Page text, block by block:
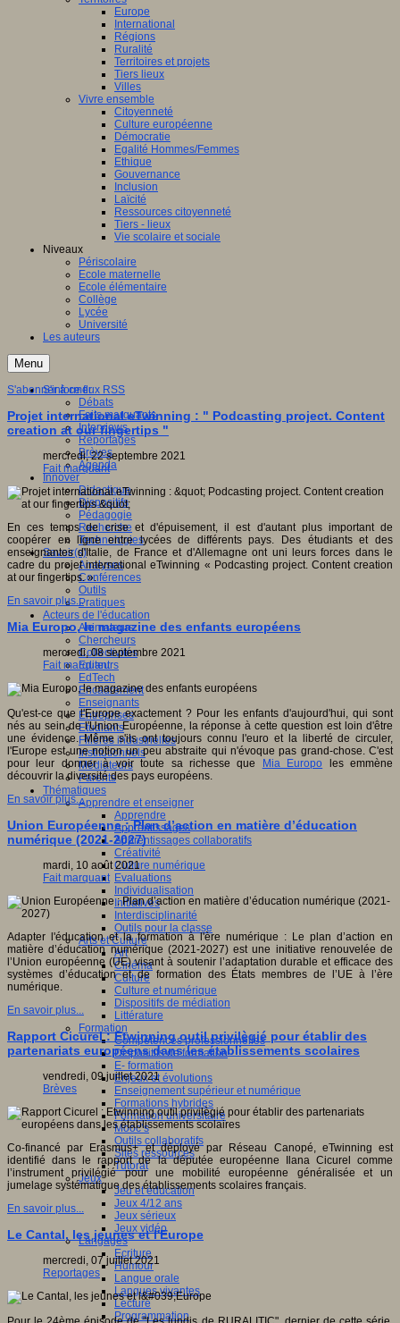
Europe
International
Régions
Ruralité
Territoires et projets
Tiers lieux
Villes
Vivre ensemble
Citoyenneté
Culture européenne
Démocratie
Egalité Hommes/Femmes
Ethique
Gouvernance
Inclusion
Laïcité
Ressources citoyenneté
Tiers - lieux
Vie scolaire et sociale
Niveaux
Périscolaire
Ecole maternelle
Ecole élémentaire
Collège
Lycée
Université
Les auteurs
Menu
S'informer
Débats
Faits marquants
Interviews
Reportages
Brèves
Agenda
Innover
Didactique
Dispositifs
Pédagogie
Recherche
Technologies
Savoir(s)
Analyses
Conférences
Outils
Pratiques
Acteurs de l'éducation
Animateurs
Chercheurs
Collectivités
Editeurs
EdTech
Encadrement
Enseignants
Entreprises
Etudiants
Filières industrielles
Institutionnels
Médiateurs
Parents
Thématiques
Apprendre et enseigner
Apprendre
Apprentissages
Apprentissages collaboratifs
Créativité
Culture numérique
Evaluations
Individualisation
Initiatives
Interdisciplinarité
Outils pour la classe
Arts et Culture
Art
Cinéma
Culture
Culture et numérique
Dispositifs de médiation
Littérature
Formation
Compétences professionnelles
Dispositifs de formation
E- formation
Enjeux et évolutions
Enseignement supérieur et numérique
Formations hybrides
Formation universitaire
Mooc’s
Outils collaboratifs
Sites ressources
Tutorat
Jeux
Jeu et éducation
Jeux 4/12 ans
Jeux sérieux
Jeux vidéo
Langages
Ecriture
Humour
Langue orale
Langues vivantes
Lecture
Programmation
S'abonner à ce flux RSS
Projet international eTwinning : " Podcasting project. Content
creation at our fingertips "
mercredi, 22 septembre 2021
Fait marquant
En ces temps de crise et d'épuisement, il est d'autant plus important de
coopérer en ligne entre lycées de différents pays. Des étudiants et des
enseignantes d'Italie, de France et d'Allemagne ont uni leurs forces dans le
cadre du projet international eTwinning « Podcasting project. Content creation
at our fingertips. ».
En savoir plus...
Mia Europo, le magazine des enfants européens
mercredi, 08 septembre 2021
Fait marquant
Qu'est-ce que l'Europe exactement ? Pour les enfants d'aujourd'hui, qui sont
nés au sein de l'Union Européenne, la réponse à cette question est loin d'être
une évidence. Même s'ils ont toujours connu l'euro et la liberté de circuler,
l'Europe est une notion un peu abstraite qui n'évoque pas grand-chose. C'est
pour leur donner à voir toute sa richesse que
Mia Europo les emmène
découvrir la diversité des pays européens.
En savoir plus...
Union Européenne : Plan d’action en matière d’éducation
numérique (2021-2027)
mardi, 10 août 2021
Fait marquant
Adapter l'éducation et la formation à l'ère numérique : Le plan d’action en
matière d’éducation numérique (2021-2027) est une initiative renouvelée de
l’Union européenne (UE) visant à soutenir l’adaptation durable et efficace des
systèmes d’éducation et de formation des États membres de l’UE à l’ère
numérique.
En savoir plus...
Rapport Cicurel : Etwinning outil privilègié pour établir des
partenariats européens dans les établissements scolaires
vendredi, 09 juillet 2021
Brèves
Co-financé par Erasmus+ et déployé par Réseau Canopé, eTwinning est
identifié dans le rapport de la députée européenne Ilana Cicurel comme
l’instrument privilégié pour une mobilité européenne généralisée et un
jumelage systématique des établissements scolaires français.
En savoir plus...
Le Cantal, les jeunes et l'Europe
mercredi, 07 juillet 2021
Reportages